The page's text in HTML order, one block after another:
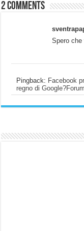
2 comments
Spero
Pingback: Facebook
regno di